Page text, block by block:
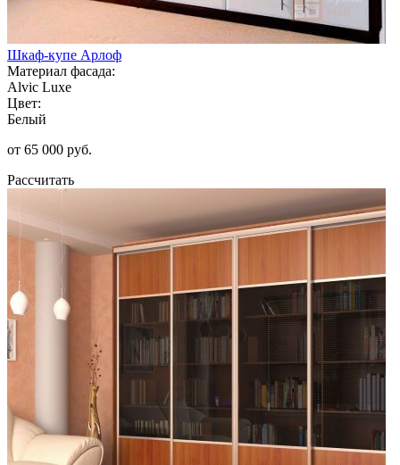
Шкаф-купе Арлоф
Материал фасада:
Alvic Luxe
Цвет:
Белый
от 65 000 руб.
Рассчитать